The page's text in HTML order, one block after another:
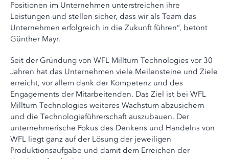
Positionen im Unternehmen unterstreichen ihre
Leistungen und stellen sicher, dass wir als Team das
Unternehmen erfolgreich in die Zukunft führen“, betont
Günther Mayr.
Seit der Gründung von WFL Millturn Technologies vor 30
Jahren hat das Unternehmen viele Meilensteine und Ziele
erreicht, vor allem dank der Kompetenz und des
Engagements der Mitarbeitenden. Das Ziel ist bei WFL
Millturn Technologies weiteres Wachstum abzusichern
und die Technologieführerschaft auszubauen. Der
unternehmerische Fokus des Denkens und Handelns von
WFL liegt ganz auf der Lösung der jeweiligen
Produktionsaufgabe und damit dem Erreichen der